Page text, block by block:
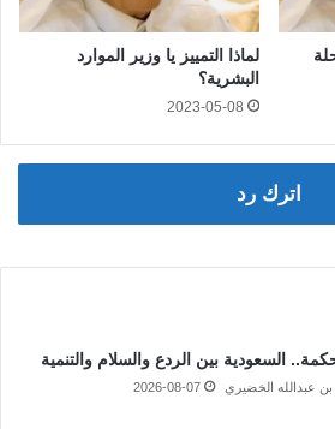
لماذا التمييز يا وزير الموارد
البشرية؟
2023-05-08
اترك رد
السعودية بين الردع والسلام والتنمية
بن عبدالله الخضيري 2026-08-07